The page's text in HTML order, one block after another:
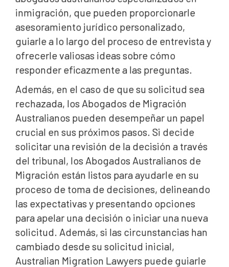
inmigración, que pueden proporcionarle
asesoramiento jurídico personalizado,
guiarle a lo largo del proceso de entrevista y
ofrecerle valiosas ideas sobre cómo
responder eficazmente a las preguntas.
Además, en el caso de que su solicitud sea
rechazada, los Abogados de Migración
Australianos pueden desempeñar un papel
crucial en sus próximos pasos. Si decide
solicitar una revisión de la decisión a través
del tribunal, los Abogados Australianos de
Migración están listos para ayudarle en su
proceso de toma de decisiones, delineando
las expectativas y presentando opciones
para apelar una decisión o iniciar una nueva
solicitud. Además, si las circunstancias han
cambiado desde su solicitud inicial,
Australian Migration Lawyers puede guiarle